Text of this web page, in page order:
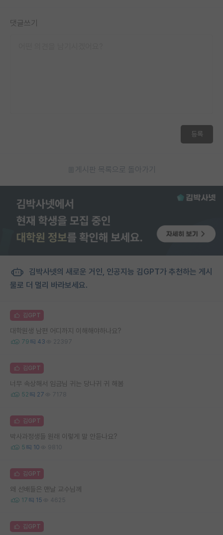
댓글쓰기
등록
게시판 목록으로 돌아가기
김박사넷의 새로운 거인, 인공지능 김GPT가 추천하는 게시
물로 더 멀리 바라보세요.
김GPT
대학원생 남편 어디까지 이해해야하나요?
79 43 22397
김GPT
너무 속상해서 임금님 귀는 당나귀 귀 해봄
52 27 7178
김GPT
박사과정생들 원래 이렇게 말 안듣나요?
5 10 9810
김GPT
왜 선배들은 맨날 교수님께
17 15 4625
김GPT